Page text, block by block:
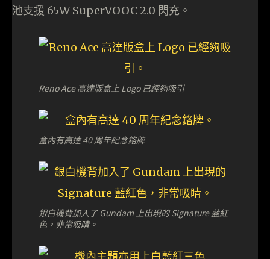
池支援 65W SuperVOOC 2.0 閃充。
Reno Ace 高達版盒上 Logo 已經夠吸引
盒內有高達 40 周年紀念鉻牌
銀白機背加入了 Gundam 上出現的 Signature 藍紅
色，非常吸睛。